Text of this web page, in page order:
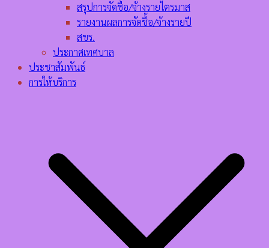
สรุปการจัดชื้อ/จ้างรายไตรมาส
รายงานผลการจัดชื้อ/จ้างรายปี
สขร.
ประกาศเทศบาล
ประชาสัมพันธ์
การให้บริการ